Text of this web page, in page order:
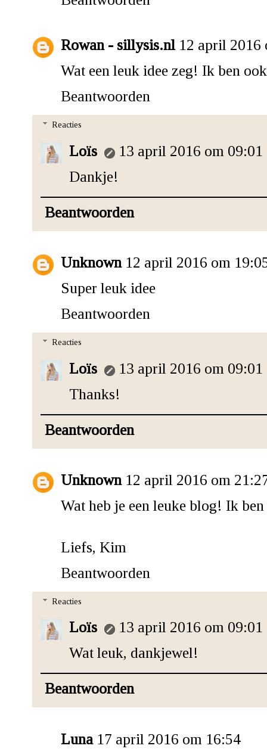
Rowan - sillysis.nl 12 april 2016
Wat een leuk idee zeg! Ik ben
Beantwoorden
Reacties
Loïs
13 april 2016 om 09:01
Dankje!
Beantwoorden
Unknown 12 april 2016 om
Super leuk idee
Beantwoorden
Reacties
Loïs
13 april 2016 om 09:01
Thanks!
Beantwoorden
Unknown 12 april 2016 om
Wat heb je een leuke blog! Ik
Liefs, Kim
Beantwoorden
Reacties
Loïs
13 april 2016 om 09:01
Wat leuk, dankjewel!
Beantwoorden
Luna 17 april 2016 om 16:54